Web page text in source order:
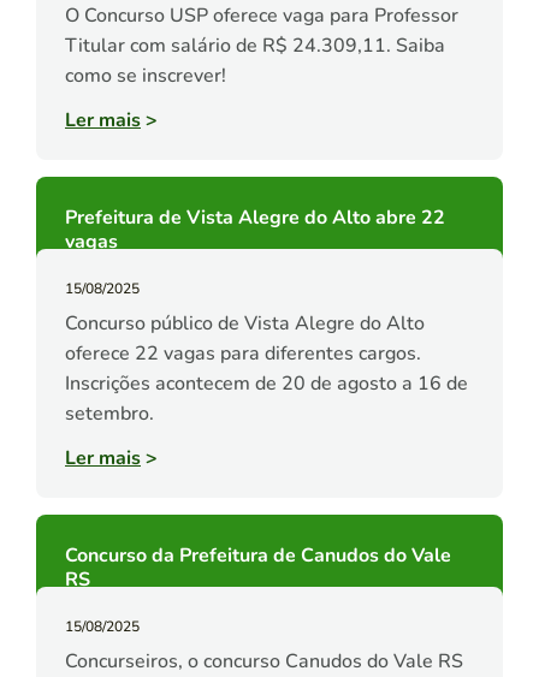
O Concurso USP oferece vaga para Professor
Titular com salário de R$ 24.309,11. Saiba
como se inscrever!
Ler mais>
Prefeitura de Vista Alegre do Alto abre 22
vagas
15/08/2025
Concurso público de Vista Alegre do Alto
oferece 22 vagas para diferentes cargos.
Inscrições acontecem de 20 de agosto a 16 de
setembro.
Ler mais>
Concurso da Prefeitura de Canudos do Vale
RS
15/08/2025
Concurseiros, o concurso Canudos do Vale RS